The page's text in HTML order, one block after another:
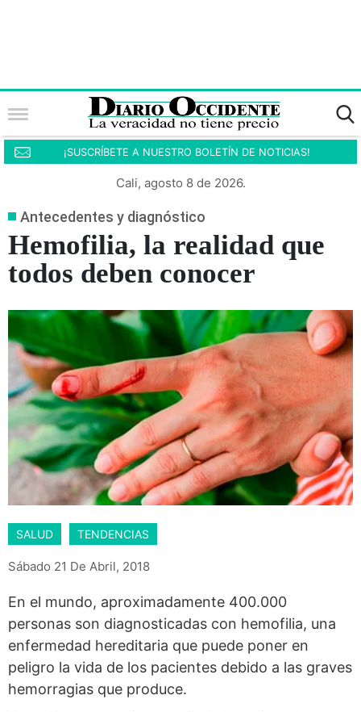
¡SUSCRÍBETE A NUESTRO BOLETÍN DE NOTICIAS!
Cali, agosto 8 de 2026.
Antecedentes y diagnóstico
Hemofilia, la realidad que
todos deben conocer
SALUD TENDENCIAS
Sábado 21 De Abril, 2018
En el mundo, aproximadamente 400.000
personas son diagnosticadas con hemofilia, una
enfermedad hereditaria que puede poner en
peligro la vida de los pacientes debido a las graves
hemorragias que produce.